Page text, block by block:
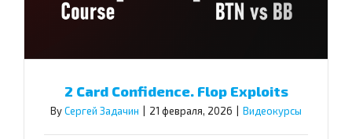
2 Card Confidence. Flop Exploits
ByСергей Задачин 21 февраля, 2026 Видеокурсы